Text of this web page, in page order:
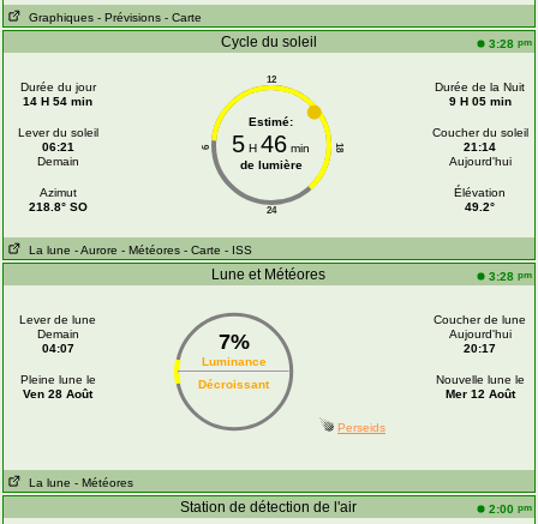
Graphiques - Prévisions - Carte
Cycle du soleil 3:28 pm
Durée du jour
14 H 54 min
Lever du soleil
06:21
Demain
Azimut
218.8° SO
12
24
6 18
Estimé:
5 H46 min
de lumière
Durée de la Nuit
9 H 05 min
Coucher du soleil
21:14
Aujourd'hui
Élévation
49.2°
La lune - Aurore - Météores - Carte - ISS
Lune et Météores 3:28 pm
Lever de lune
Demain
04:07
Pleine lune le
Ven 28 Août
7%
Luminance
Décroissant
Coucher de lune
Aujourd'hui
20:17
Nouvelle lune le
Mer 12 Août
Perseids
La lune - Météores
Station de détection de l'air 2:00 pm